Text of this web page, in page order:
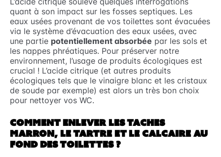
quant à son impact sur les fosses septiques. Les
eaux usées provenant de vos toilettes sont évacuées
via le système d’évacuation des eaux usées, avec
une partie potentiellement absorbée par les sols et
les nappes phréatiques. Pour préserver notre
environnement, l’usage de produits écologiques est
crucial ! L’acide citrique (et autres produits
écologiques tels que le vinaigre blanc et les cristaux
de soude par exemple) est alors un très bon choix
pour nettoyer vos WC.
COMMENT ENLEVER LES TACHES
MARRON, LE TARTRE ET LE CALCAIRE AU
FOND DES TOILETTES ?